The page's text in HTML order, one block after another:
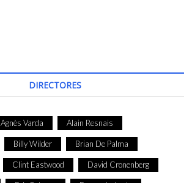
DIRECTORES
Agnès Varda Alain Resnais
Billy Wilder Brian De Palma
Clint Eastwood David Cronenberg